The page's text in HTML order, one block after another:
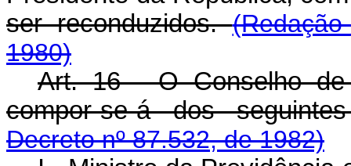
ser reconduzidos.
1980)
Art. 16 - O Conselho de
compor-se-á dos
Decreto nº 87.532, de 1982)